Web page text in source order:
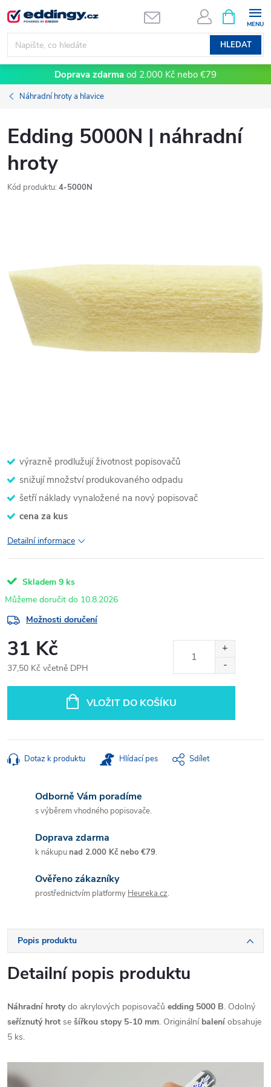
Přejít
na
obsah
HLEDAT
NÁKUPNÍ
KOŠÍK
Doprava zdarma od 2.000 Kč nebo €79
Náhradní hroty a hlavice
Edding 5000N | náhradní
hroty
Kód produktu: 4-5000N
výrazně prodlužují životnost popisovačů
snižují množství produkovaného odpadu
šetří náklady vynaložené na nový popisovač
cena za kus
Detailní informace
Skladem 9 ks
10.8.2026
Možnosti doručení
31 Kč
37,50 Kč včetně DPH
VLOŽIT DO KOŠÍKU
Dotaz k produktu Hlídací pes Sdílet
Odborně Vám poradíme
s výběrem vhodného popisovače.
Doprava zdarma
k nákupunad 2.000 Kč nebo €79.
Ověřeno zákazníky
prostřednictvím platformy Heureka.cz.
Popis produktu
Detailní popis produktu
Náhradní hrotydo akrylových popisovačů edding 5000 B. Odolný
seříznutý hrot se šířkou stopy 5-10 mm. Originální balení obsahuje
5 ks.